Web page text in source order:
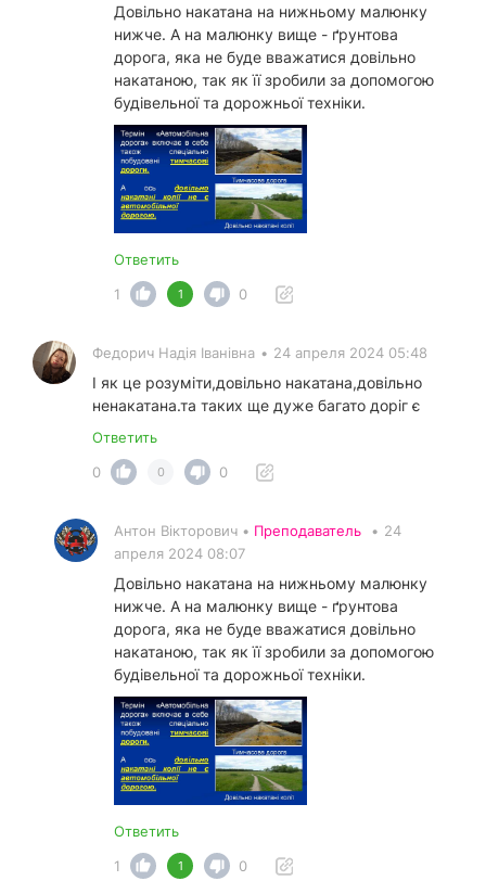
Довільно накатана на нижньому малюнку
нижче. А на малюнку вище - ґрунтова
дорога, яка не буде вважатися довільно
накатаною, так як її зробили за допомогою
будівельної та дорожньої техніки.
Ответить
1
1 0
Федорич Надія Іванівна • 24 апреля 2024 05:48
І як це розуміти,довільно накатана,довільно
ненакатана.та таких ще дуже багато доріг є
Ответить
0
0 0
Антон Вікторович • Преподаватель • 24
апреля 2024 08:07
Довільно накатана на нижньому малюнку
нижче. А на малюнку вище - ґрунтова
дорога, яка не буде вважатися довільно
накатаною, так як її зробили за допомогою
будівельної та дорожньої техніки.
Ответить
1
1 0